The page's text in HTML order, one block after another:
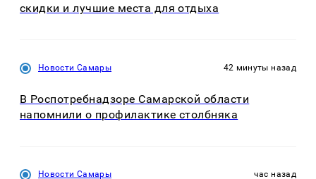
скидки и лучшие места для отдыха
Новости Самары 42 минуты назад
В Роспотребнадзоре Самарской области
напомнили о профилактике столбняка
Новости Самары час назад